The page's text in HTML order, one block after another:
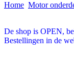
Home Motor
De shop is OPEN,
Bestellingen in de